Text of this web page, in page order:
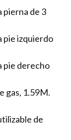
pierna de 3
pie izquierdo
pie derecho
gas, 1.59M.
de